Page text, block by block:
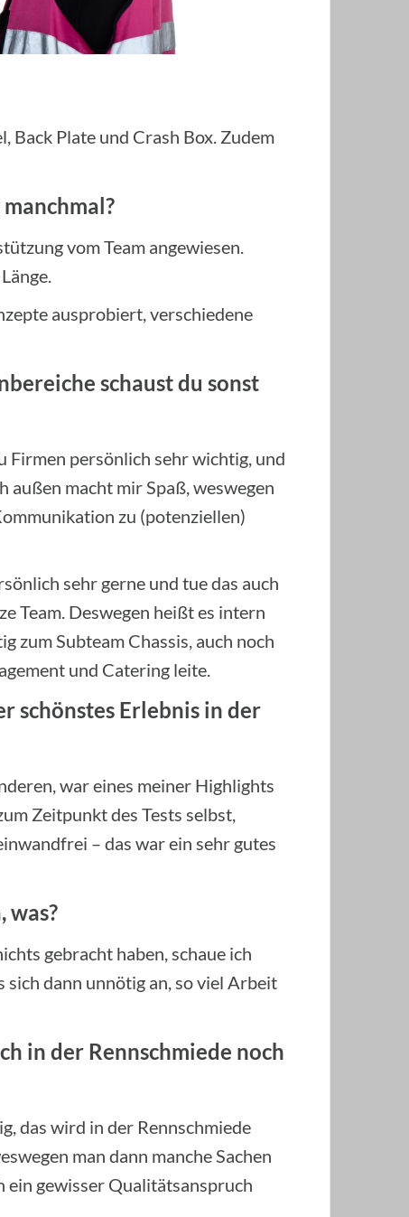
Back Plate und Crash Box. Zudem
vom Team angewiesen.
ausprobiert, verschiedene
schaust du sonst
Firmen persönlich sehr wichtig, und
außen macht mir Spaß, weswegen
zu (potenziellen)
sehr gerne und tue das auch
Team. Deswegen heißt es intern
zum Subteam Chassis, auch noch
und Catering leite.
schönstes Erlebnis in der
war eines meiner Highlights
Zeitpunkt des Tests selbst,
– das war ein sehr gutes
was?
gebracht haben, schaue ich
dann unnötig an, so viel Arbeit
in der Rennschmiede noch
das wird in der Rennschmiede
man dann manche Sachen
ein gewisser Qualitätsanspruch